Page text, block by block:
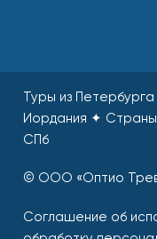
Туры из
Иордания ✦ Страны
СПб
© ООО «Оптио
Соглашение об